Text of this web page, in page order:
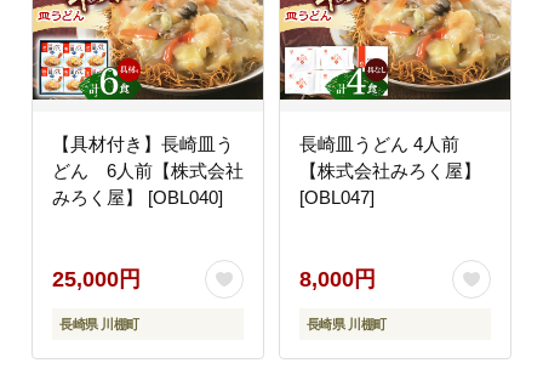
【具材付き】長崎皿う
どん 6人前【株式会社
みろく屋】 [OBL040]
25,000円
長崎県 川棚町
長崎皿うどん 4人前
【株式会社みろく屋】
[OBL047]
8,000円
長崎県 川棚町